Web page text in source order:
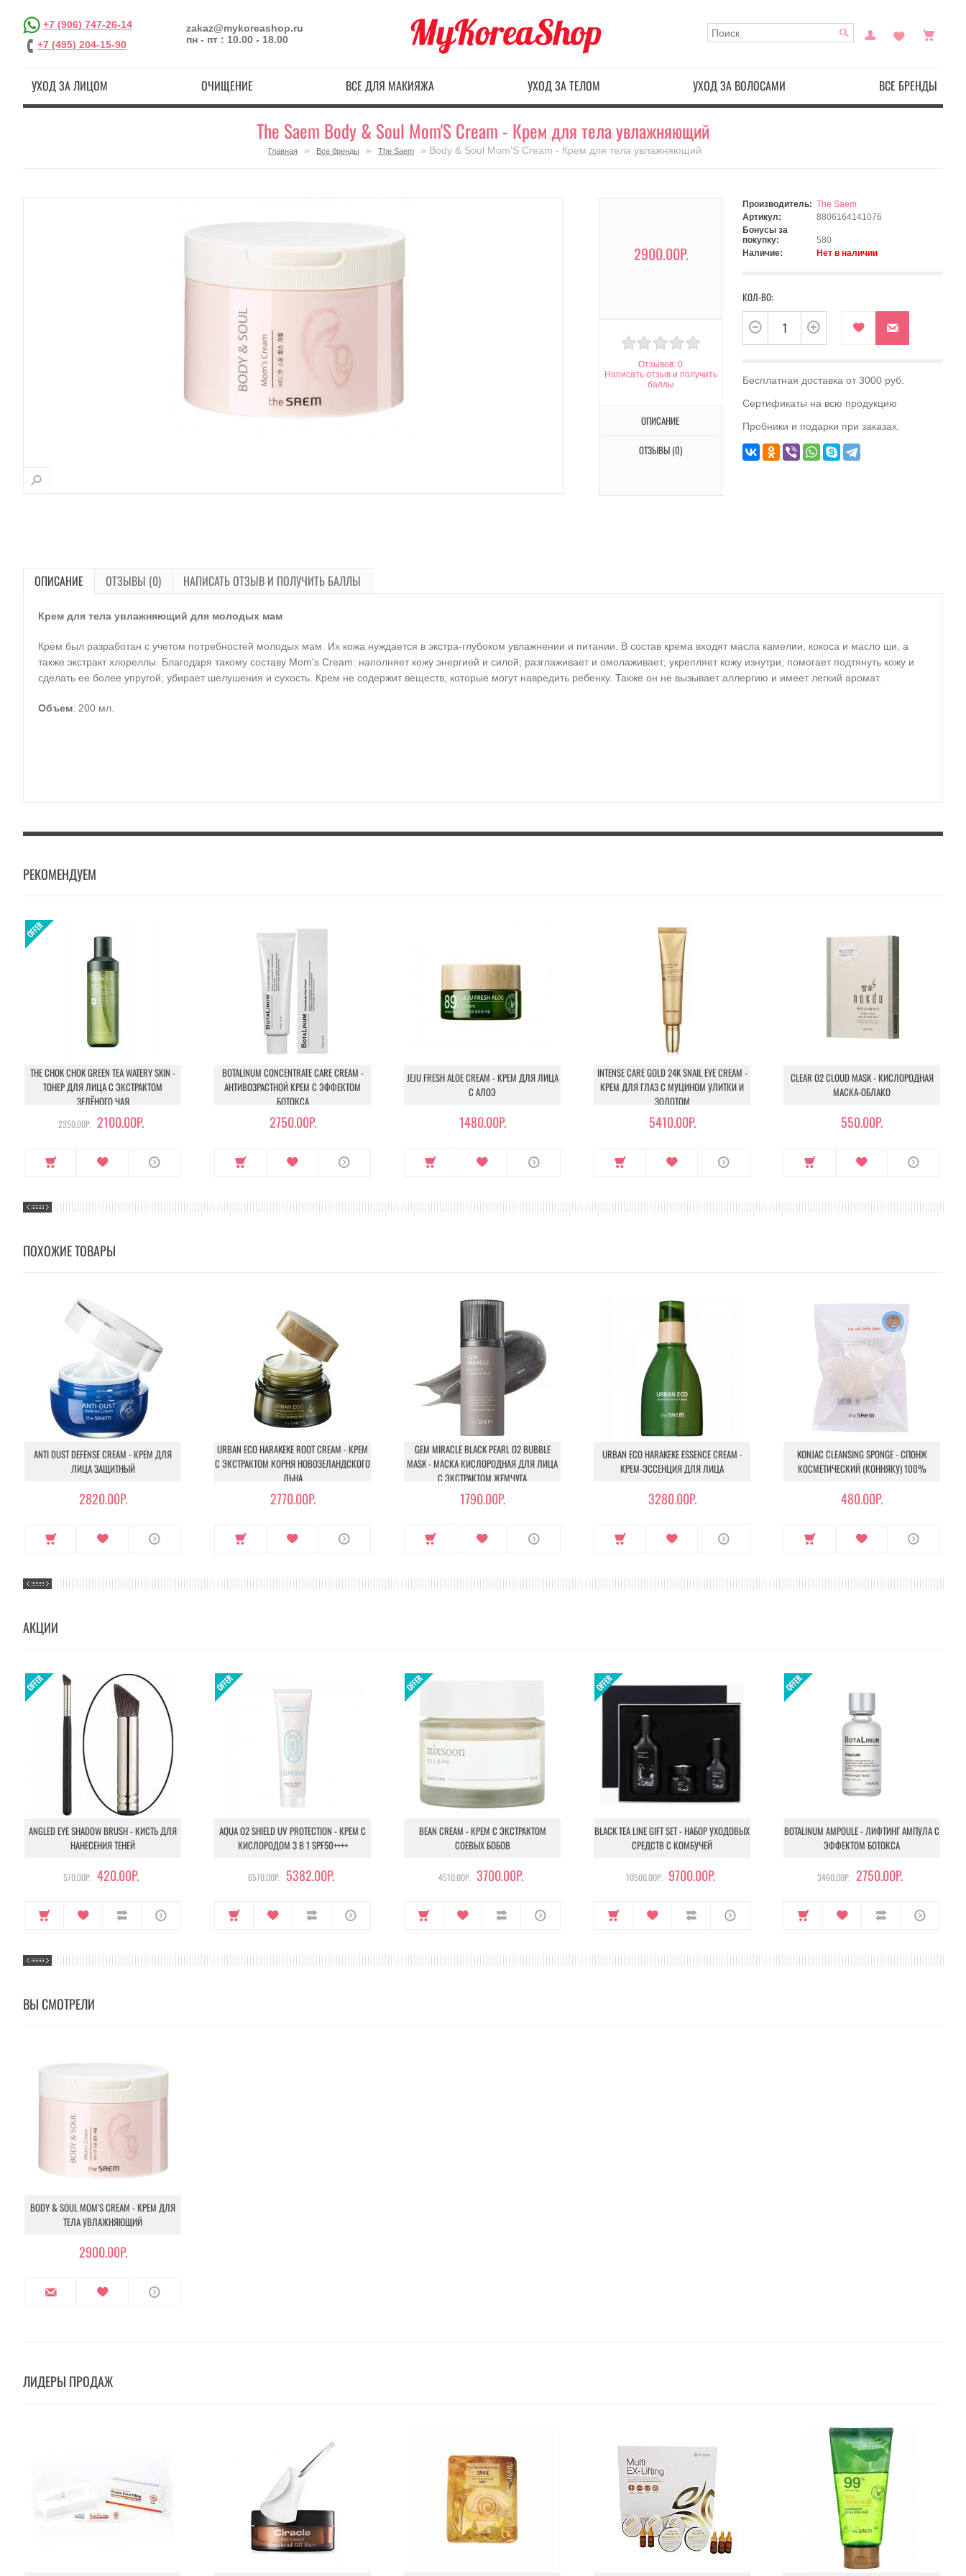
+7 (906) 747-26-14
+7 (495) 204-15-90
zakaz@mykoreashop.ru
пн - пт : 10.00 - 18.00
УХОД ЗА ЛИЦОМ ОЧИЩЕНИЕ ВСЕ ДЛЯ МАКИЯЖА УХОД ЗА ТЕЛОМ УХОД ЗА ВОЛОСАМИ ВСЕ БРЕНДЫ
The Saem Body & Soul Mom'S Cream - Крем для тела увлажняющий
Главная » Все бренды » The Saem » Body & Soul Mom'S Cream - Крем для тела увлажняющий
2900.00Р.
Отзывов: 0
Написать отзыв и получить
баллы
ОПИСАНИЕ
ОТЗЫВЫ (0)
Производитель: The Saem
Артикул:
8806164141076
Бонусы за
покупку:
580
Наличие:
Нет в наличии
КОЛ-ВО:
Бесплатная доставка от 3000 руб.
Сертификаты на всю продукцию
Пробники и подарки при заказах.
ОПИСАНИЕ ОТЗЫВЫ (0) НАПИСАТЬ ОТЗЫВ И ПОЛУЧИТЬ БАЛЛЫ
Крем для тела увлажняющий для молодых мам
Крем был разработан с учетом потребностей молодых мам. Их кожа нуждается в экстра-глубоком увлажнении и питании. В состав крема входят масла камелии, кокоса и масло ши, а
также экстракт хлореллы. Благодаря такому составу Mom's Cream: наполняет кожу энергией и силой; разглаживает и омолаживает; укрепляет кожу изнутри; помогает подтянуть кожу и
сделать ее более упругой; убирает шелушения и сухость. Крем не содержит веществ, которые могут навредить ребенку. Также он не вызывает аллергию и имеет легкий аромат.
Объем: 200 мл.
РЕКОМЕНДУЕМ
THE CHOK CHOK GREEN TEA WATERY SKIN -
ТОНЕР ДЛЯ ЛИЦА С ЭКСТРАКТОМ
ЗЕЛЁНОГО ЧАЯ
2350.00Р. 2100.00Р.
BOTALINUM CONCENTRATE CARE CREAM -
АНТИВОЗРАСТНОЙ КРЕМ С ЭФФЕКТОМ
БОТОКСА
2750.00Р.
JEJU FRESH ALOE CREAM - КРЕМ ДЛЯ ЛИЦА
С АЛОЭ
1480.00Р.
INTENSE CARE GOLD 24K SNAIL EYE CREAM -
КРЕМ ДЛЯ ГЛАЗ С МУЦИНОМ УЛИТКИ И
ЗОЛОТОМ
5410.00Р.
CLEAR O2 CLOUD MASK - КИСЛОРОДНАЯ
МАСКА-ОБЛАКО
550.00Р.
ПОХОЖИЕ ТОВАРЫ
ANTI DUST DEFENSE CREAM - КРЕМ ДЛЯ
ЛИЦА ЗАЩИТНЫЙ
2820.00Р.
URBAN ECO HARAKEKE ROOT CREAM - КРЕМ
С ЭКСТРАКТОМ КОРНЯ НОВОЗЕЛАНДСКОГО
ЛЬНА
2770.00Р.
GEM MIRACLE BLACK PEARL O2 BUBBLE
MASK - МАСКА КИСЛОРОДНАЯ ДЛЯ ЛИЦА
С ЭКСТРАКТОМ ЖЕМЧУГА
1790.00Р.
URBAN ECO HARAKEKE ESSENCE CREAM -
КРЕМ-ЭССЕНЦИЯ ДЛЯ ЛИЦА
3280.00Р.
KONJAC CLEANSING SPONGE - СПОНЖ
КОСМЕТИЧЕСКИЙ (КОННЯКУ) 100%
480.00Р.
АКЦИИ
ANGLED EYE SHADOW BRUSH - КИСТЬ ДЛЯ
НАНЕСЕНИЯ ТЕНЕЙ
570.00Р. 420.00Р.
AQUA O2 SHIELD UV PROTECTION - КРЕМ С
КИСЛОРОДОМ 3 В 1 SPF50++++
6570.00Р. 5382.00Р.
BEAN CREAM - КРЕМ С ЭКСТРАКТОМ
СОЕВЫХ БОБОВ
4510.00Р. 3700.00Р.
BLACK TEA LINE GIFT SET - НАБОР УХОДОВЫХ
СРЕДСТВ С КОМБУЧЕЙ
10500.00Р. 9700.00Р.
BOTALINUM AMPOULE - ЛИФТИНГ АМПУЛА С
ЭФФЕКТОМ БОТОКСА
3460.00Р. 2750.00Р.
ВЫ СМОТРЕЛИ
BODY & SOUL MOM'S CREAM - КРЕМ ДЛЯ
ТЕЛА УВЛАЖНЯЮЩИЙ
2900.00Р.
ЛИДЕРЫ ПРОДАЖ